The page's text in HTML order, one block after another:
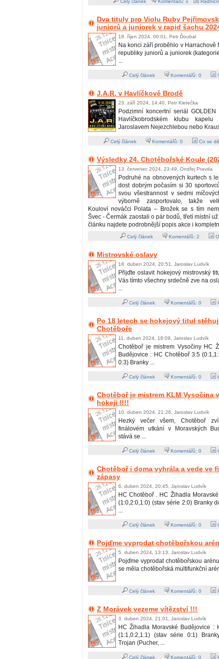
Celý článek Komentářů: x
Dva tituly pro Violu Ruby
juniorů a juniorek v rapid šachu
18. říjen 2024, 00:01, Petr Ďoubal
Na konci září proběhlo v Harrachově
republiky juniorů a juniorek
...
Celý článek Komentářů: 0
J.A.R. v Havlíčkově Brodě
23. září 2024, 14:40, Petr Kletečka
Podzimní koncertní seriál
Havlíčkobrodském klubu
Jaroslavem Nejezchlebou nebo
Celý článek Komentářů: 0 Co se
Výsledky 24. Chotěbořské Koule
13. červenec 2024, 23:49, Ondřej Pravda
Podruhé na obnovených kurtech s
dost dobrým počasím si 30
svou všestrannost v sedmi
výborně zasportovalo, takže
Kouloví nováčci Polata – Brožek se s tím
Švec - Čermák zaostali o pár bodů, třetí místní
článku najdete podrobnější popis akce i
Celý článek Komentářů: 2
Mistrovské oslavy
18. duben 2024, 20:51, Jaroslav Ludvík
Přijďte oslavit hokejový mistrovský
Vás tímto všechny srdečně zve na
...
Celý článek Komentářů: 0
Po 18 letech se hokejový titul
Chotěboře
11. duben 2024, 18:09, Jaroslav Ludvík
Chotěboř je mistrem Vysočiny HC
Budějovice : HC Chotěboř 3:5
0:3) Branky ...
Celý článek Komentářů: 0
Chotěboř je mistrem KLM Vysočina
hokeji !!!!
10. duben 2024, 21:26, Jaroslav Ludvík
Hezký večer všem, Chotěboř
finálovém utkání v Moravských
stává se ...
Celý článek Komentářů: 0
Chotěboř i doma vyhrála a vede ve
zápasy
6. duben 2024, 20:45, Jaroslav Ludvík
HC Chotěboř . HC Žihadla
(1:0,2:0,1:0) (stav série 2:0) Branky
...
Celý článek Komentářů: 0
Pojďme vyprodat chotěbořskou
5. duben 2024, 13:13, Jaroslav Ludvík
Pojďme vyprodat chotěbořskou
se měla chotěbořská multifunkční
Celý článek Komentářů: 0
Z Morávek vezeme vítězství !!!
3. duben 2024, 21:01, Jaroslav Ludvík
HC Žihadla Moravské Budějovice :
(1:1,0:2,1:1) (stav série 0:1)
Trojan (Pucher, ...
Celý článek Komentářů: 0